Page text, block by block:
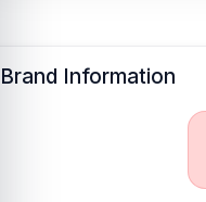
Brand Information